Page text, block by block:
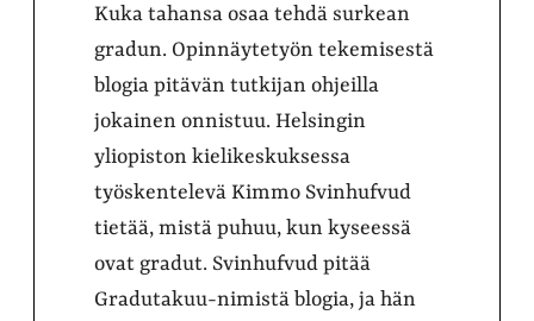
Kuka tahansa osaa tehdä surkean
gradun. Opinnäytetyön tekemisestä
blogia pitävän tutkijan ohjeilla
jokainen onnistuu. Helsingin
yliopiston kielikeskuksessa
työskentelevä Kimmo Svinhufvud
tietää, mistä puhuu, kun kyseessä
ovat gradut. Svinhufvud pitää
Gradutakuu-nimistä blogia, ja hän